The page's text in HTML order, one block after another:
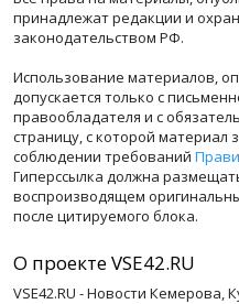
принадлежат редакции и
законодательством РФ.
Использование материалов,
допускается только с
правообладателя и с
страницу, с которой материал
соблюдении требований
Гиперссылка должна
воспроизводящем
после цитируемого блока.
О проекте VSE42.RU
VSE42.RU - Новости Кемерова,